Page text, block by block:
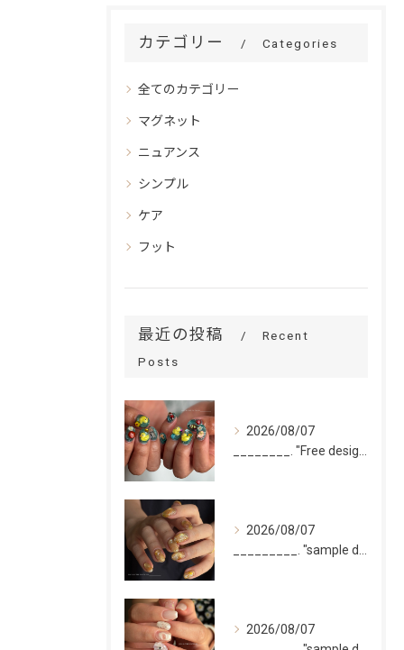
カテゴリー Categories
全てのカテゴリー
マグネット
ニュアンス
シンプル
ケア
フット
最近の投稿
Recent
Posts
2026/08/07
2026/08/07
2026/08/07